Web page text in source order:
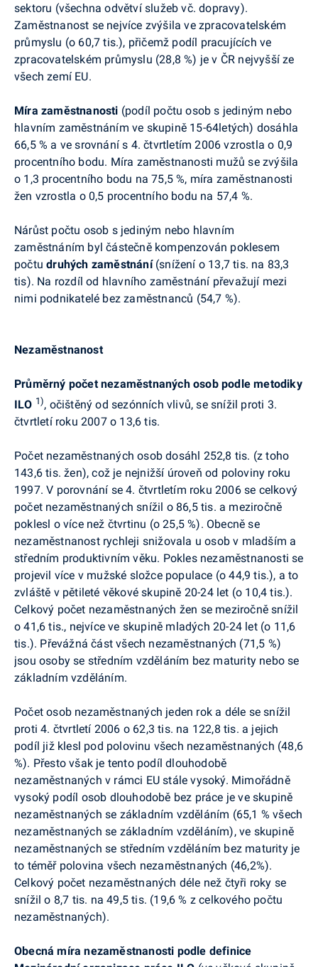
sektoru (všechna odvětví služeb vč. dopravy).
Zaměstnanost se nejvíce zvýšila ve zpracovatelském
průmyslu (o 60,7 tis.), přičemž podíl pracujících ve
zpracovatelském průmyslu (28,8 %) je v ČR nejvyšší ze
všech zemí EU.
Míra zaměstnanosti (podíl počtu osob s jediným nebo
hlavním zaměstnáním ve skupině 15-64letých) dosáhla
66,5 % a ve srovnání s 4. čtvrtletím 2006 vzrostla o 0,9
procentního bodu. Míra zaměstnanosti mužů se zvýšila
o 1,3 procentního bodu na 75,5 %, míra zaměstnanosti
žen vzrostla o 0,5 procentního bodu na 57,4 %.
Nárůst počtu osob s jediným nebo hlavním
zaměstnáním byl částečně kompenzován poklesem
počtudruhých zaměstnání(snížení o 13,7 tis. na 83,3
tis). Na rozdíl od hlavního zaměstnání převažují mezi
nimi podnikatelé bez zaměstnanců (54,7 %).
Nezaměstnanost
Průměrný počet nezaměstnaných osob podle metodiky
ILO 1), očištěný od sezónních vlivů, se snížil proti 3.
čtvrtletí roku 2007 o 13,6 tis.
Počet nezaměstnaných osob dosáhl 252,8 tis. (z toho
143,6 tis. žen), což je nejnižší úroveň od poloviny roku
1997. V porovnání se 4. čtvrtletím roku 2006 se celkový
počet nezaměstnaných snížil o 86,5 tis. a meziročně
poklesl o více než čtvrtinu (o 25,5 %). Obecně se
nezaměstnanost rychleji snižovala u osob v mladším a
středním produktivním věku. Pokles nezaměstnanosti se
projevil více v mužské složce populace (o 44,9 tis.), a to
zvláště v pětileté věkové skupině 20-24 let (o 10,4 tis.).
Celkový počet nezaměstnaných žen se meziročně snížil
o 41,6 tis., nejvíce ve skupině mladých 20-24 let (o 11,6
tis.). Převážná část všech nezaměstnaných (71,5 %)
jsou osoby se středním vzděláním bez maturity nebo se
základním vzděláním.
Počet osob nezaměstnaných jeden rok a déle se snížil
proti 4. čtvrtletí 2006 o 62,3 tis. na 122,8 tis. a jejich
podíl již klesl pod polovinu všech nezaměstnaných (48,6
%). Přesto však je tento podíl dlouhodobě
nezaměstnaných v rámci EU stále vysoký. Mimořádně
vysoký podíl osob dlouhodobě bez práce je ve skupině
nezaměstnaných se základním vzděláním (65,1 % všech
nezaměstnaných se základním vzděláním), ve skupině
nezaměstnaných se středním vzděláním bez maturity je
to téměř polovina všech nezaměstnaných (46,2%).
Celkový počet nezaměstnaných déle než čtyři roky se
snížil o 8,7 tis. na 49,5 tis. (19,6 % z celkového počtu
nezaměstnaných).
Obecná míra nezaměstnanosti podle definice